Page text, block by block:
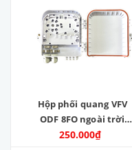
Hộp phối quang VFV
ODF 8FO ngoài trời
Nhựa ABS
250.000₫